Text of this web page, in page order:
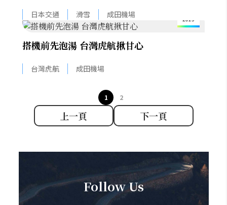
日本交通 滑雪 成田機場
2015
搭機前先泡湯 台灣虎航揪甘心
台灣虎航 成田機場
上一頁
1 2
下一頁
Follow Us